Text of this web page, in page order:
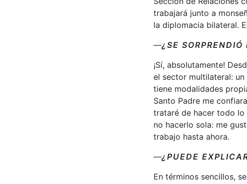
trabajará junto a
la diplomacia bilateral.
—¿SE
¡Sí, absolutamente!
el sector multilateral:
tiene modalidades
Santo Padre me
trataré de hacer todo lo
no hacerlo sola: me
trabajo hasta ahora.
—¿PUEDE
En términos sencillos,